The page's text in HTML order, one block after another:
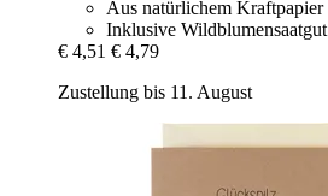
Aus natürlichem Kraftpapier
Inklusive Wildblumensaatgut
€ 4,51 € 4,79
Zustellung bis 11. August